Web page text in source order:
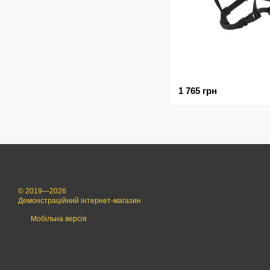
1 765 грн
© 2019—2026
Демонстраційний інтернет-магазин
Мобільна версія